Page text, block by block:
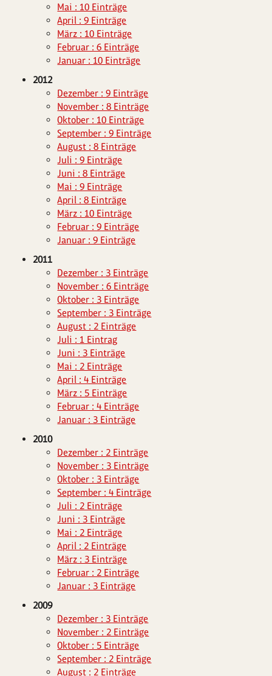
Mai : 10 Einträge
April : 9 Einträge
März : 10 Einträge
Februar : 6 Einträge
Januar : 10 Einträge
2012
Dezember : 9 Einträge
November : 8 Einträge
Oktober : 10 Einträge
September : 9 Einträge
August : 8 Einträge
Juli : 9 Einträge
Juni : 8 Einträge
Mai : 9 Einträge
April : 8 Einträge
März : 10 Einträge
Februar : 9 Einträge
Januar : 9 Einträge
2011
Dezember : 3 Einträge
November : 6 Einträge
Oktober : 3 Einträge
September : 3 Einträge
August : 2 Einträge
Juli : 1 Eintrag
Juni : 3 Einträge
Mai : 2 Einträge
April : 4 Einträge
März : 5 Einträge
Februar : 4 Einträge
Januar : 3 Einträge
2010
Dezember : 2 Einträge
November : 3 Einträge
Oktober : 3 Einträge
September : 4 Einträge
Juli : 2 Einträge
Juni : 3 Einträge
Mai : 2 Einträge
April : 2 Einträge
März : 3 Einträge
Februar : 2 Einträge
Januar : 3 Einträge
2009
Dezember : 3 Einträge
November : 2 Einträge
Oktober : 5 Einträge
September : 2 Einträge
August : 2 Einträge